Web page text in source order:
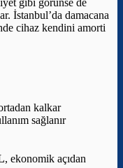
gibi görünse de
İstanbul’da damacana
cihaz kendini amorti
kalkar
sağlanır
, ekonomik açıdan